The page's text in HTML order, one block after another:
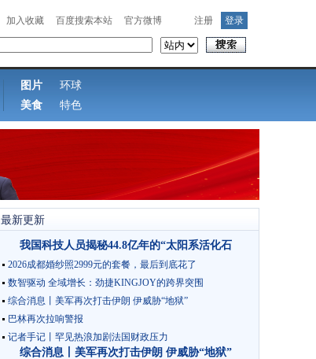
加入收藏 百度搜索本站 官方微博 注册 登录
图片
环球
美食
特色
最新更新
我国科技人员揭秘44.8亿年的“太阳系活化石
2026成都婚纱照2999元的套餐，最后到底花了
数智驱动 全域增长：劲捷KINGJOY的跨界突围
综合消息丨美军再次打击伊朗 伊威胁“地狱”
巴林再次拉响警报
记者手记丨罕见热浪加剧法国财政压力
综合消息丨美军再次打击伊朗 伊威胁“地狱”